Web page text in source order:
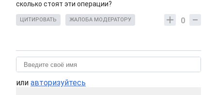
сколько стоят эти операции?
0
ЦИТИРОВАТЬ ЖАЛОБА МОДЕРАТОРУ
или авторизуйтесь